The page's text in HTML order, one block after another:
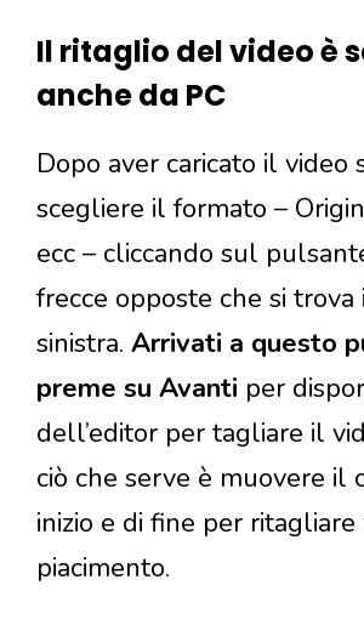
Il ritaglio del video è
anche da PC
Dopo aver caricato il video
scegliere il formato –
ecc – cliccando sul
frecce opposte che si trova
sinistra. Arrivati a questo
preme su Avanti per
dell’editor per tagliare il
ciò che serve è muovere il
inizio e di fine per
piacimento.